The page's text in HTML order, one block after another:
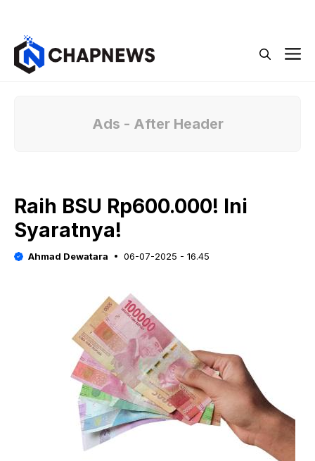
Ads - After Header
Raih BSU Rp600.000! Ini
Syaratnya!
Ahmad Dewatara 06-07-2025 - 16.45